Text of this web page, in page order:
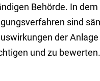
Behörde. In dem
sind
der Anlage
und zu bewerten.